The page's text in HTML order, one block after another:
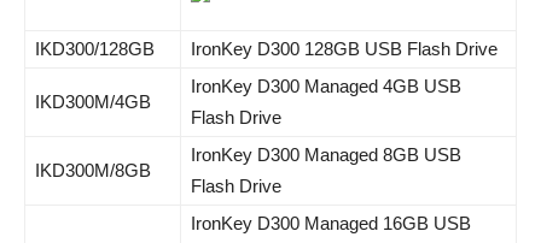
IKD300/128GB IronKey D300 128GB USB Flash Drive
IKD300M/4GB
IronKey D300 Managed 4GB USB
Flash Drive
IKD300M/8GB
IronKey D300 Managed 8GB USB
Flash Drive
IronKey D300 Managed 16GB USB